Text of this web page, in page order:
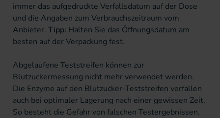
immer das aufgedruckte Verfallsdatum auf der Dose
und die Angaben zum Verbrauchszeitraum vom
Anbieter. Tipp: Halten Sie das Öffnungsdatum am
besten auf der Verpackung fest.
Abgelaufene Teststreifen können zur
Blutzuckermessung nicht mehr verwendet werden.
Die Enzyme auf den Blutzucker-Teststreifen verfallen
auch bei optimaler Lagerung nach einer gewissen Zeit.
So besteht die Gefahr von falschen Testergebnissen.